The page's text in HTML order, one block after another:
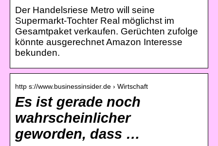
Der Handelsriese Metro will seine
Supermarkt-Tochter Real möglichst im
Gesamtpaket verkaufen. Gerüchten zufolge
könnte ausgerechnet Amazon Interesse
bekunden.
http s://www.businessinsider.de › Wirtschaft
Es ist gerade noch
wahrscheinlicher
geworden, dass …